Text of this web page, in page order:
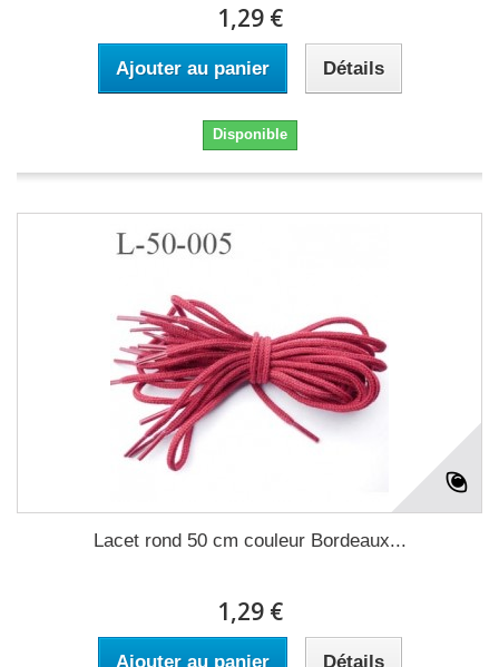
1,29 €
Ajouter au panier Détails
Disponible
Lacet rond 50 cm couleur Bordeaux...
1,29 €
Ajouter au panier Détails